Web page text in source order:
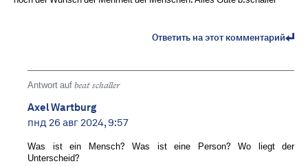
Ответить на этот комментарий
Antwort auf beat schaller
Axel Wartburg
пнд 26 авг 2024, 9:57
Was ist ein Mensch? Was ist eine Person? Wo liegt der
Unterscheid?